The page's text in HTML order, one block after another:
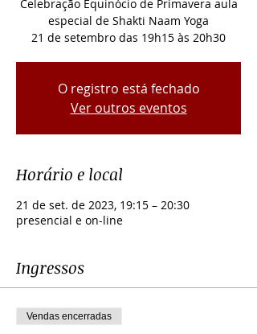
Celebração Equinócio de Primavera aula
especial de Shakti Naam Yoga
21 de setembro das 19h15 às 20h30
O registro está fechado
Ver outros eventos
Horário e local
21 de set. de 2023, 19:15 – 20:30
presencial e on-line
Ingressos
Vendas encerradas